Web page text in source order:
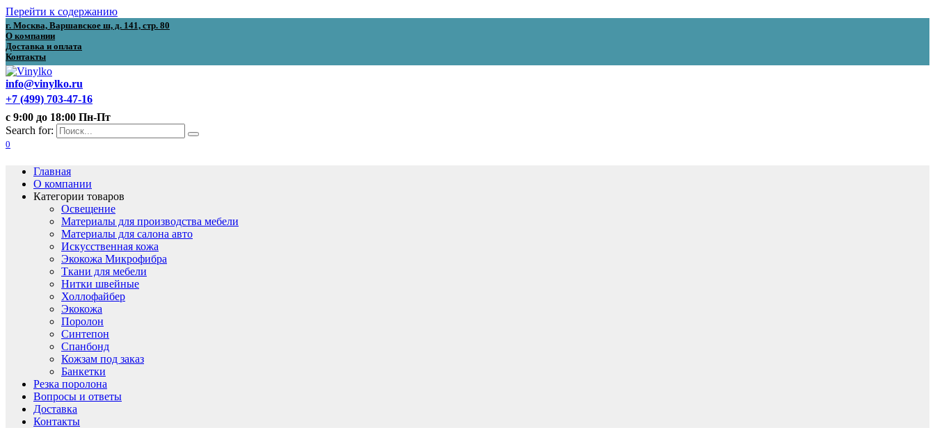
Перейти к содержанию
г. Москва, Варшавское ш, д. 141, стр. 80
О компании
Доставка и оплата
Контакты
info@vinylko.ru
+7 (499) 703-47-16
с 9:00 до 18:00 Пн-Пт
Search for:
0
Главная
О компании
Категории товаров
Освещение
Материалы для производства мебели
Материалы для салона авто
Искусственная кожа
Экокожа Микрофибра
Ткани для мебели
Нитки швейные
Холлофайбер
Экокожа
Поролон
Синтепон
Спанбонд
Кожзам под заказ
Банкетки
Резка поролона
Вопросы и ответы
Доставка
Контакты